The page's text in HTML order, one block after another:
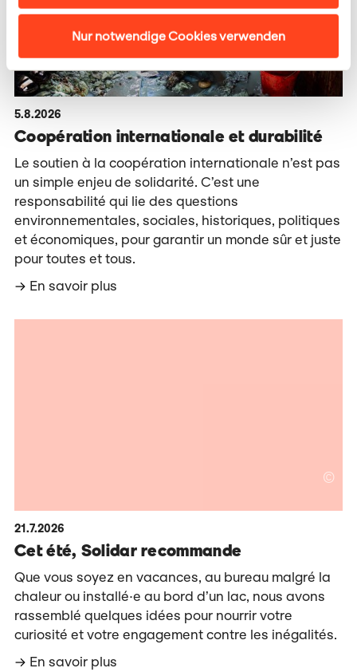
Nur notwendige Cookies verwenden
5.8.2026
Coopération internationale et durabilité
Le soutien à la coopération internationale n’est pas
un simple enjeu de solidarité. C’est une
responsabilité qui lie des questions
environnementales, sociales, historiques, politiques
et économiques, pour garantir un monde sûr et juste
pour toutes et tous.
En savoir plus
©
21.7.2026
Cet été, Solidar recommande
Que vous soyez en vacances, au bureau malgré la
chaleur ou installé·e au bord d’un lac, nous avons
rassemblé quelques idées pour nourrir votre
curiosité et votre engagement contre les inégalités.
En savoir plus